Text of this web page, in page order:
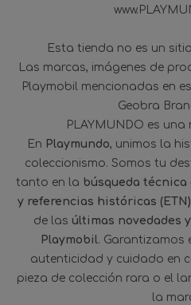
Esta tienda no es un
Las marcas, imágenes de
Playmobil mencionadas en
Geobra
PLAYMUNDO es
En Playmundo, unimos la
coleccionismo. Somos tu
tanto en la búsqueda técnica
y referencias históricas (ETN)
de las últimas novedades
Playmobil. Garantizamos
autenticidad y cuidado en
pieza de colección rara o el
la